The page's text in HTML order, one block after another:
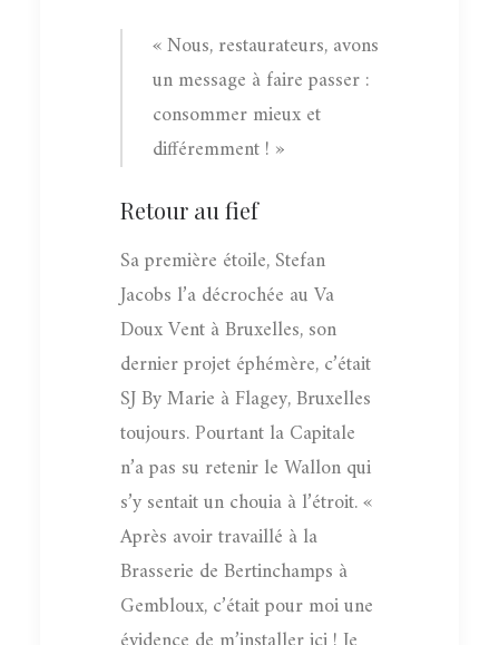
« Nous, restaurateurs, avons
un message à faire passer :
consommer mieux et
différemment ! »
Retour au fief
Sa première étoile, Stefan
Jacobs l’a décrochée au Va
Doux Vent à Bruxelles, son
dernier projet éphémère, c’était
SJ By Marie à Flagey, Bruxelles
toujours. Pourtant la Capitale
n’a pas su retenir le Wallon qui
s’y sentait un chouia à l’étroit. «
Après avoir travaillé à la
Brasserie de Bertinchamps à
Gembloux, c’était pour moi une